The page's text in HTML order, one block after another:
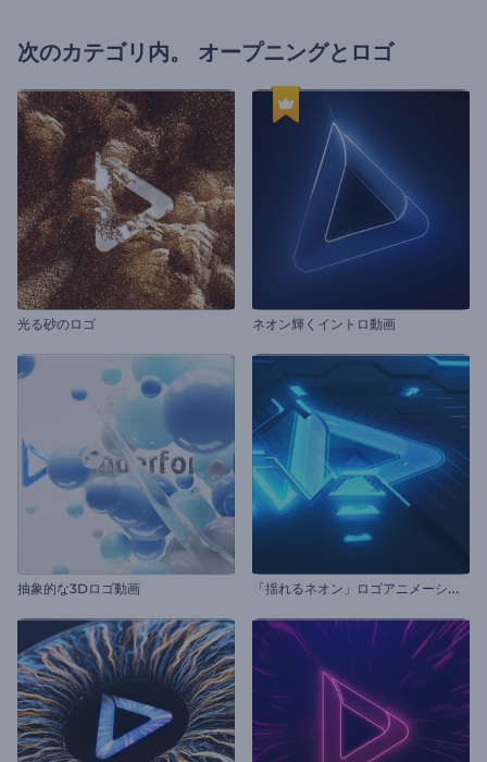
次のカテゴリ内。 オープニングとロゴ
光る砂のロゴ ネオン輝くイントロ動画
抽象的な3Dロゴ動画 「
揺れるネオン」ロゴアニメーション